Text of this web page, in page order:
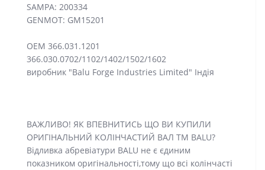
SAMPA: 200334
GENMOT: GM15201
ОЕМ 366.031.1201
366.030.0702/1102/1402/1502/1602
виробник "Balu Forge Industries Limited" Індія
ВАЖЛИВО! ЯК ВПЕВНИТИСЬ ЩО ВИ КУПИЛИ
ОРИГІНАЛЬНИЙ КОЛІНЧАСТИЙ ВАЛ ТМ BALU?
Відливка абревіатури BALU не є єдиним
показником оригінальності,тому що всі колінчасті